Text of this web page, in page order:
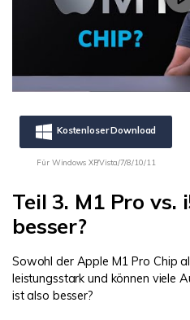
Kostenloser Download
Für Windows XP/Vista/7/8/10/11
Teil 3. M1 Pro vs.
besser?
Sowohl der Apple M1 Pro Chip
leistungsstark und können viele
ist also besser?